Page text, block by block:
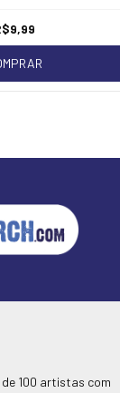
100 artistas com